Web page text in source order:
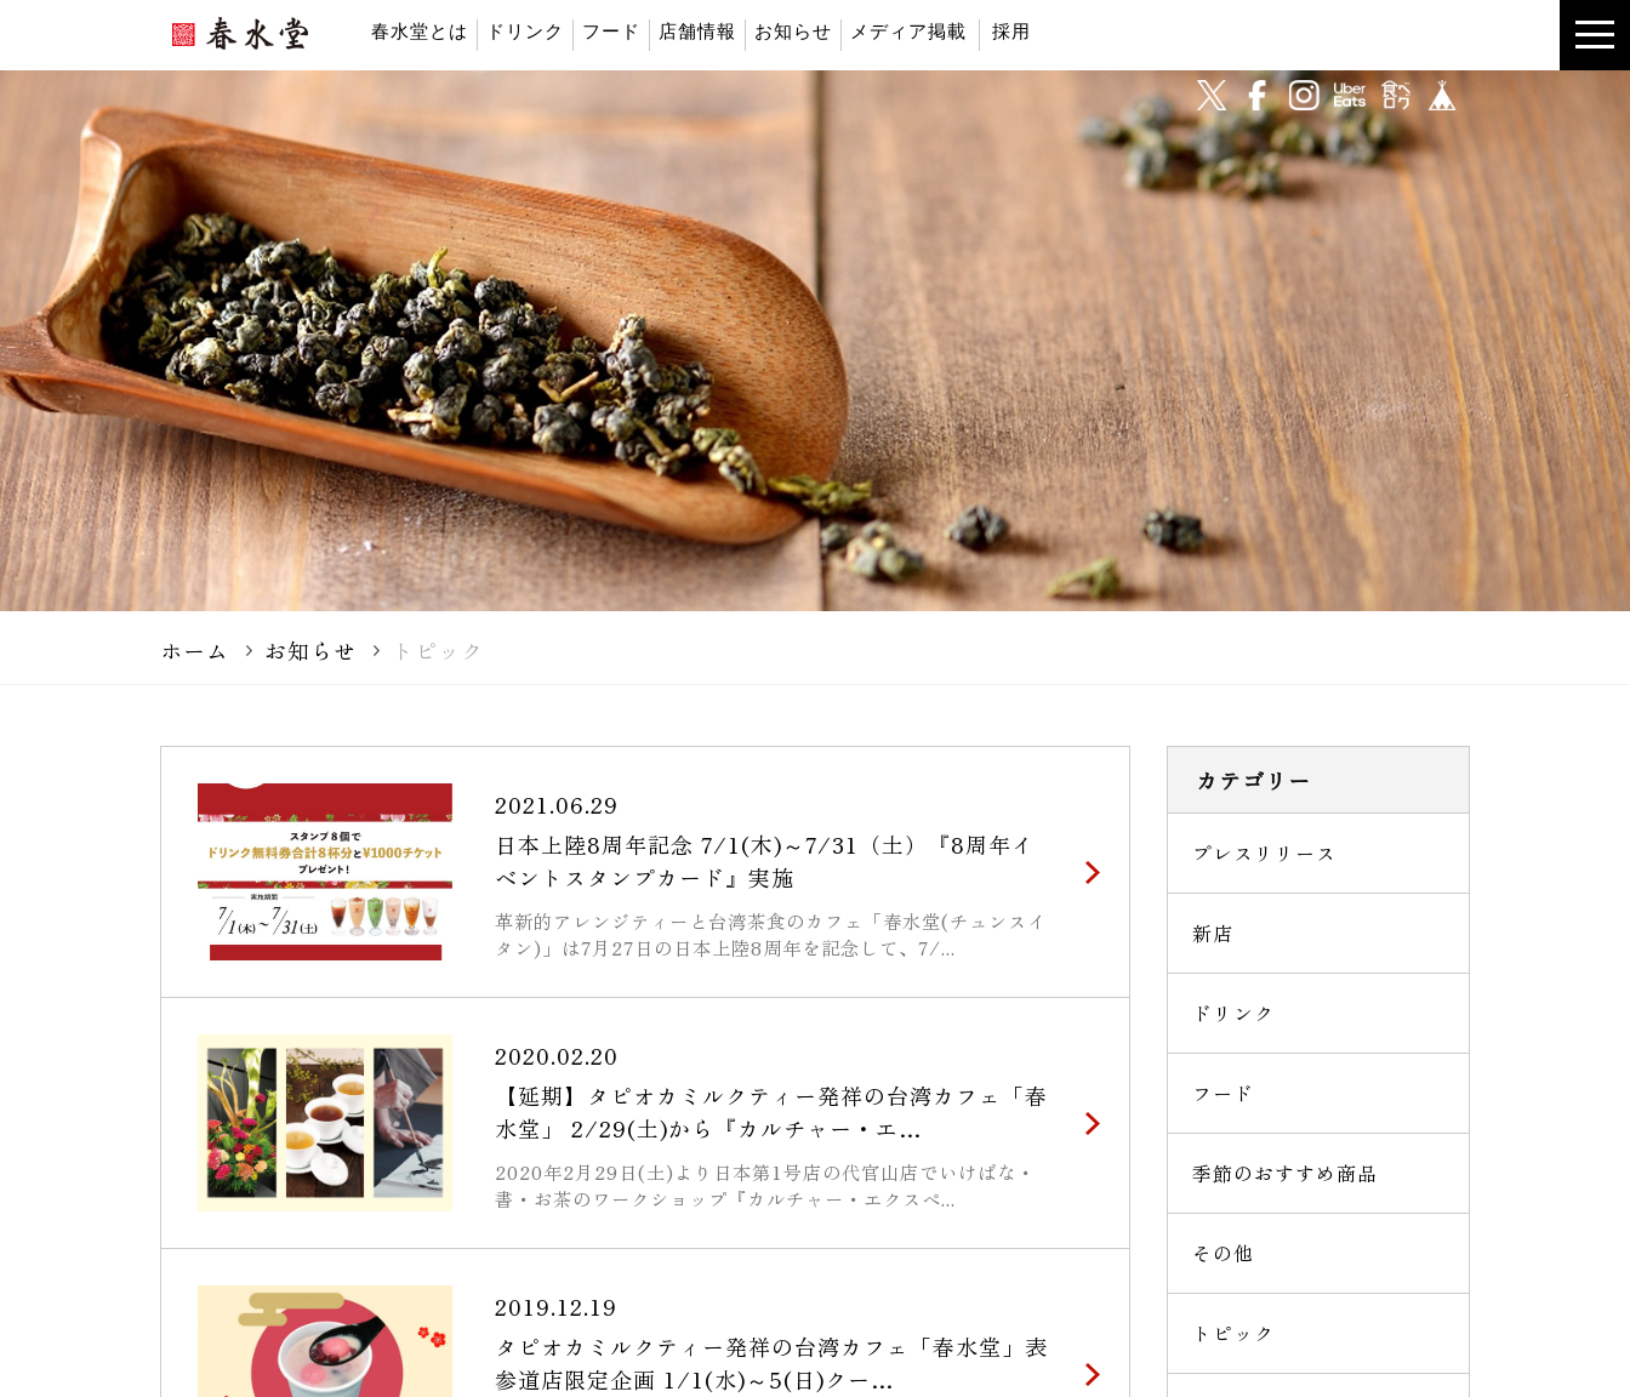
春水堂とは ドリンク フード 店舗情報 お知らせ メディア掲載 採用
ホーム お知らせ トピック
2021.06.29
日本上陸8周年記念 7/1(木)～7/31（土）『8周年イ
ベントスタンプカード』実施
革新的アレンジティーと台湾茶食のカフェ「春水堂(チュンスイ
タン)」は7月27日の日本上陸8周年を記念して、7/...
2020.02.20
【延期】タピオカミルクティー発祥の台湾カフェ「春
水堂」 2/29(土)から『カルチャー・エ…
2020年2月29日(土)より日本第1号店の代官山店でいけばな・
書・お茶のワークショップ『カルチャー・エクスペ...
2019.12.19
タピオカミルクティー発祥の台湾カフェ「春水堂」表
参道店限定企画 1/1(水)～5(日)クー…
カテゴリー
プレスリリース
新店
ドリンク
フード
季節のおすすめ商品
その他
トピック